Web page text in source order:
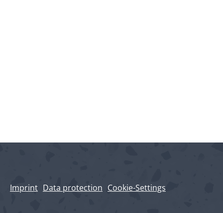
Imprint Data protection Cookie-Settings